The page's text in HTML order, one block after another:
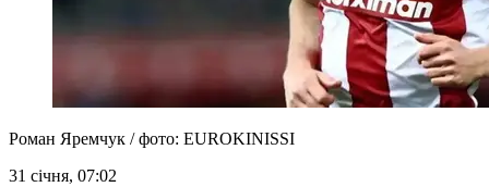
Роман Яремчук / фото: EUROKINISSI
31 січня, 07:02